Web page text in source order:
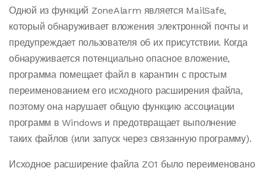
Одной из функций ZoneAlarm является MailSafe,
который обнаруживает вложения электронной почты и
предупреждает пользователя об их присутствии. Когда
обнаруживается потенциально опасное вложение,
программа помещает файл в карантин с простым
переименованием его исходного расширения файла,
поэтому она нарушает общую функцию ассоциации
программ в Windows и предотвращает выполнение
таких файлов (или запуск через связанную программу).
Исходное расширение файла ZO1 было переименовано